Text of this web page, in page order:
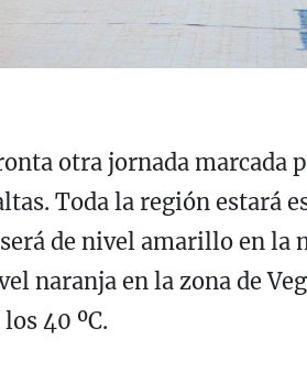
otra jornada marcada
Toda la región estará
de nivel amarillo en la
naranja en la zona de
40 ºC.